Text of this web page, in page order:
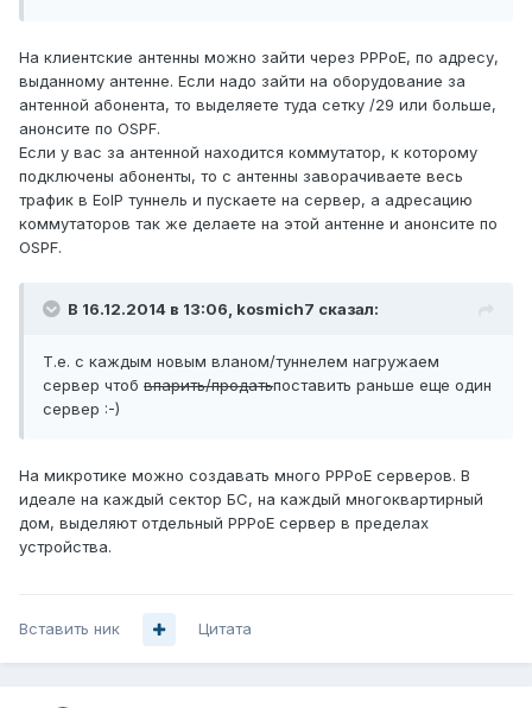
На клиентские антенны можно зайти через PPPoE, по адресу,
выданному антенне. Если надо зайти на оборудование за
антенной абонента, то выделяете туда сетку /29 или больше,
анонсите по OSPF.
Если у вас за антенной находится коммутатор, к которому
подключены абоненты, то с антенны заворачиваете весь
трафик в EoIP туннель и пускаете на сервер, а адресацию
коммутаторов так же делаете на этой антенне и анонсите по
OSPF.
В 16.12.2014 в 13:06, kosmich7 сказал:
Т.е. с каждым новым вланом/туннелем нагружаем
сервер чтоб впарить/продатьпоставить раньше еще один
сервер :-)
На микротике можно создавать много PPPoE серверов. В
идеале на каждый сектор БС, на каждый многоквартирный
дом, выделяют отдельный PPPoE сервер в пределах
устройства.
Вставить ник Цитата